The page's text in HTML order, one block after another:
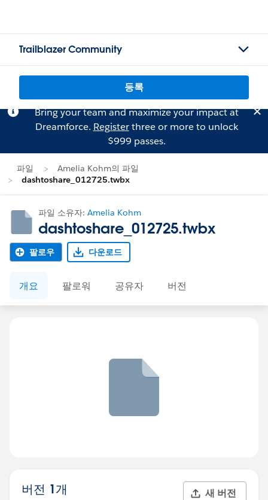
Trailblazer Community
등록
Bring your team and maximize your impact at
Dreamforce. Registerthree or more to unlock
$999 passes.
파일
Amelia Kohm의 파일
dashtoshare_012725.twbx
파일 소유자: Amelia Kohm
dashtoshare_012725.twbx
팔로우 다운로드
개요 팔로워 공유자 버전
버전 1개 새 버전